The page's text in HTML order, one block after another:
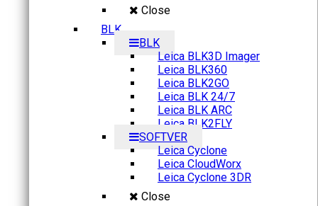
Close
BLK
BLK
Leica BLK3D Imager
Leica BLK360
Leica BLK2GO
Leica BLK 24/7
Leica BLK ARC
Leica BLK2FLY
SOFTVER
Leica Cyclone
Leica CloudWorx
Leica Cyclone 3DR
Close